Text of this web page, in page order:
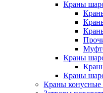
Краны
Краны
Краны
Краны конусные